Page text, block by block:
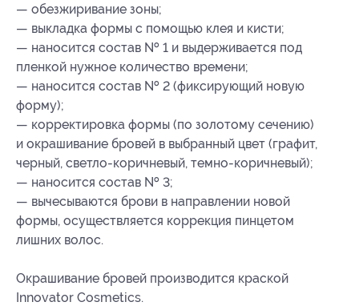
— обезжиривание зоны;
— выкладка формы с помощью клея и кисти;
— наносится состав № 1 и выдерживается под
пленкой нужное количество времени;
— наносится состав № 2 (фиксирующий новую
форму);
— корректировка формы (по золотому сечению)
и окрашивание бровей в выбранный цвет (графит,
черный, светло-коричневый, темно-коричневый);
— наносится состав № 3;
— вычесываются брови в направлении новой
формы, осуществляется коррекция пинцетом
лишних волос.
Окрашивание бровей производится краской
Innovator Cosmetics.